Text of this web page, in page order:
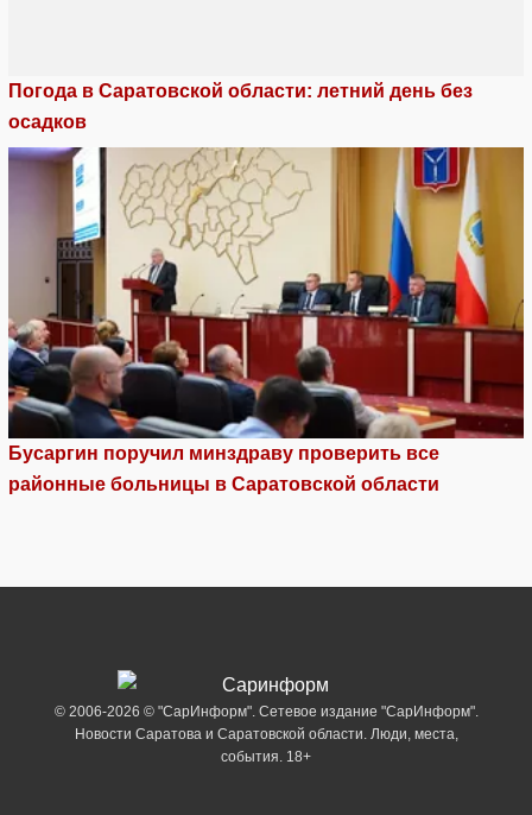
Погода в Саратовской области: летний день без
осадков
Бусаргин поручил минздраву проверить все
районные больницы в Саратовской области
© 2006-2026 © "СарИнформ". Сетевое издание "СарИнформ".
Новости Саратова и Саратовской области. Люди, места,
события. 18+